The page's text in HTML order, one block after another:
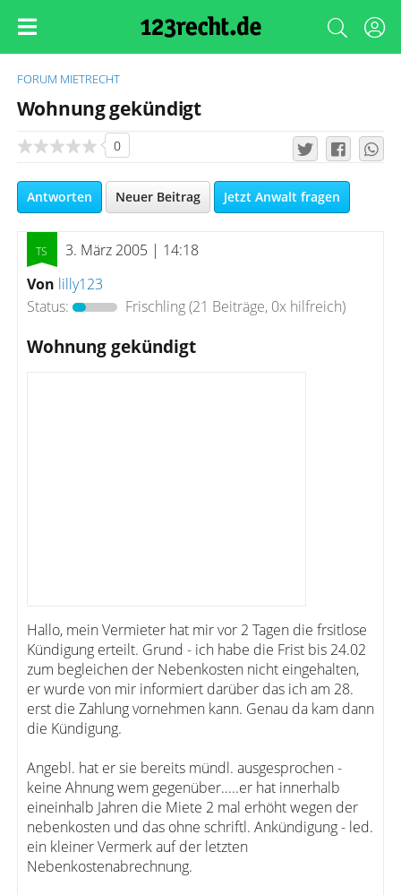
FORUM MIETRECHT
Wohnung gekündigt
0
Antworten Neuer Beitrag Jetzt Anwalt fragen
3. März 2005 | 14:18
Von lilly123
Status:
Frischling(21 Beiträge, 0x hilfreich)
Wohnung gekündigt
Hallo, mein Vermieter hat mir vor 2 Tagen die frsitlose
Kündigung erteilt. Grund - ich habe die Frist bis 24.02
zum begleichen der Nebenkosten nicht eingehalten,
er wurde von mir informiert darüber das ich am 28.
erst die Zahlung vornehmen kann. Genau da kam dann
die Kündigung.
Angebl. hat er sie bereits mündl. ausgesprochen -
keine Ahnung wem gegenüber.....er hat innerhalb
eineinhalb Jahren die Miete 2 mal erhöht wegen der
nebenkosten und das ohne schriftl. Ankündigung - led.
ein kleiner Vermerk auf der letzten
Nebenkostenabrechnung.